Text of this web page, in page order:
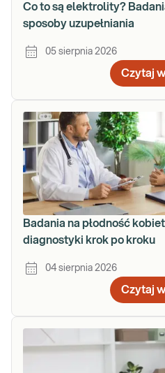
Co to są elektrolity?
sposoby uzupełniania
05 sierpnia 2026
Czytaj
Badania na płodność
diagnostyki krok po kroku
04 sierpnia 2026
Czytaj